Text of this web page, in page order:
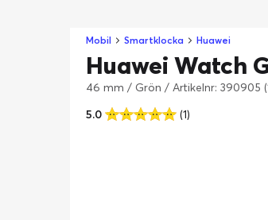
Mobil Smartklocka Huawei
Huawei Watch
46 mm / Grön / Artikelnr: 390905
5.0
(1)